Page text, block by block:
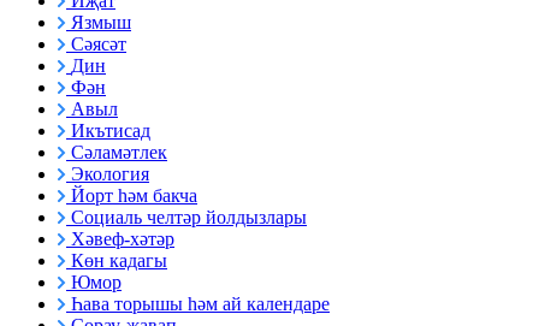
Язмыш
Сәясәт
Дин
Фән
Авыл
Икътисад
Сәламәтлек
Экология
Йорт һәм бакча
Социаль челтәр йолдызлары
Хәвеф-хәтәр
Көн кадагы
Юмор
Һава торышы һәм ай календаре